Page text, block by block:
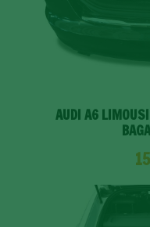
AUDI A6